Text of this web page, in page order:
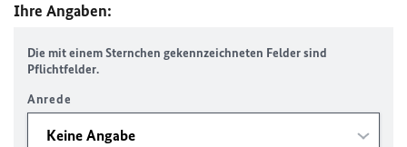
Ihre Angaben:
Die mit einem Sternchen gekennzeichneten Felder sind
Pflichtfelder.
Anrede